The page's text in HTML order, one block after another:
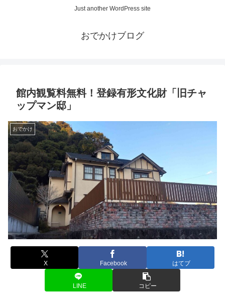
Just another WordPress site
おでかけブログ
館内観覧料無料！登録有形文化財「旧チャ
ップマン邸」
おでかけ
X Facebook はてブ
LINE コピー